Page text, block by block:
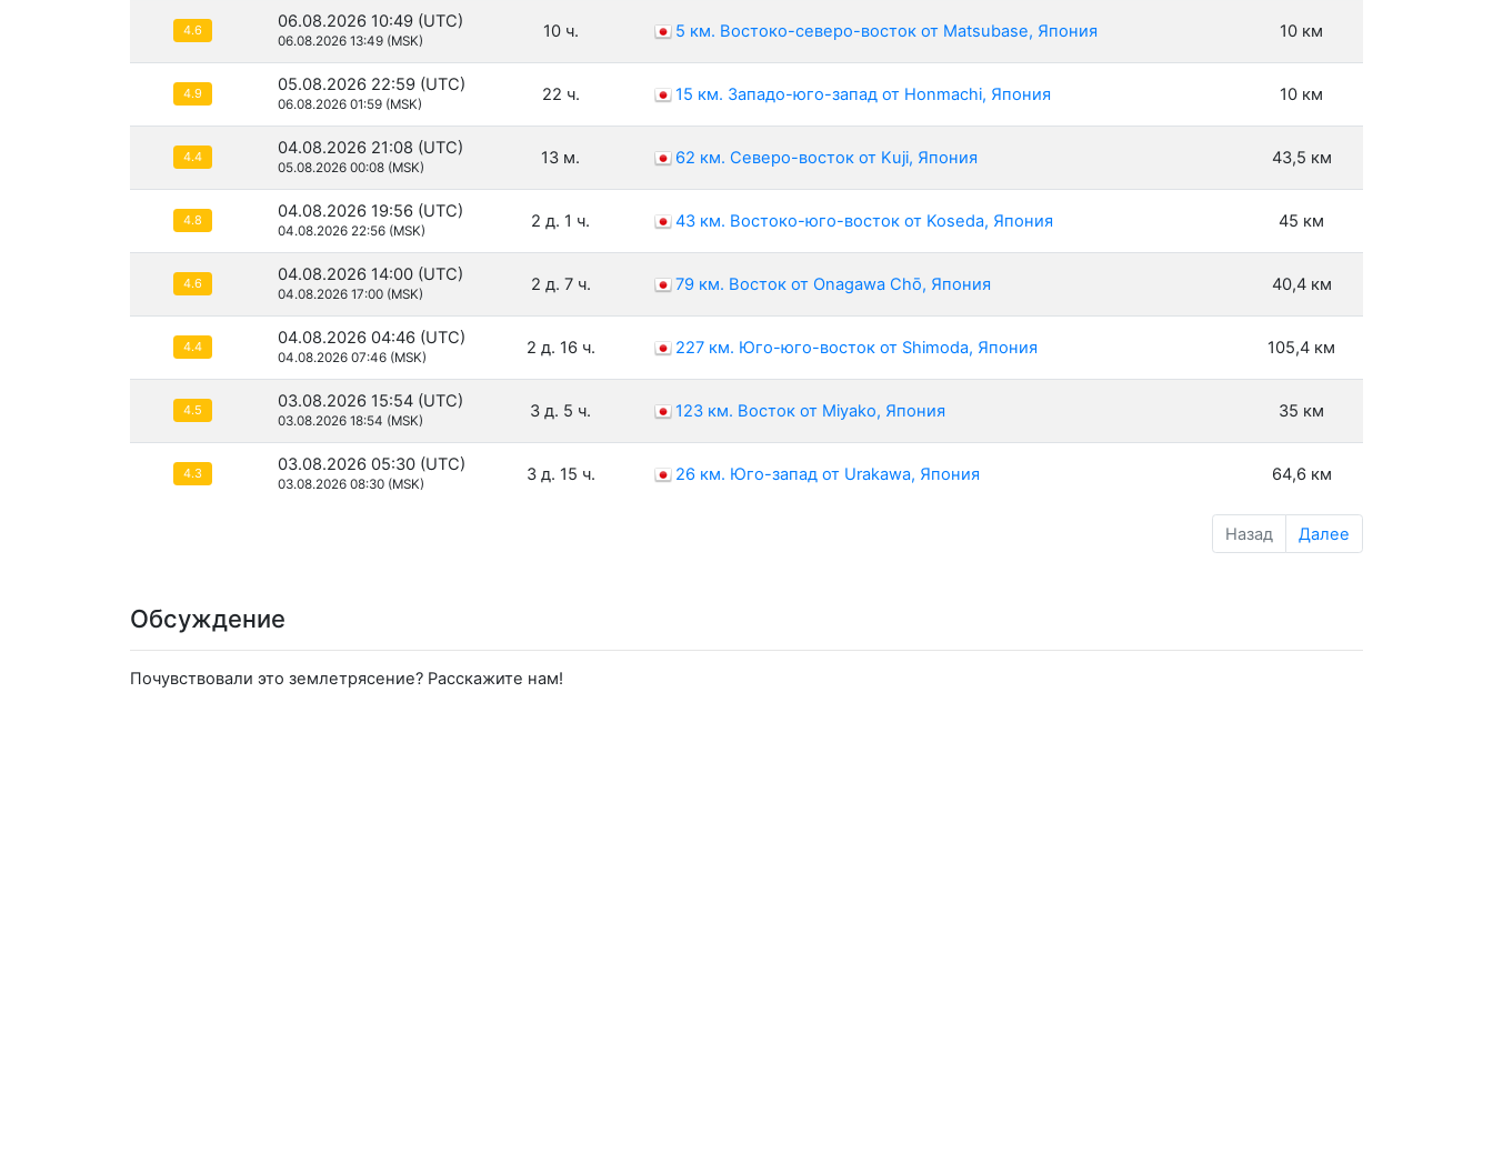
4.6 06.08.2026 10:49 (UTC)
06.08.2026 13:49 (MSK) 10 ч. 5 км. Востоко-северо-восток от Matsubase, Япония 10 км
4.9 05.08.2026 22:59 (UTC)
06.08.2026 01:59 (MSK) 22 ч. 15 км. Западо-юго-запад от Honmachi, Япония 10 км
4.4 04.08.2026 21:08 (UTC)
05.08.2026 00:08 (MSK) 13 м. 62 км. Северо-восток от Kuji, Япония 43,5 км
4.8 04.08.2026 19:56 (UTC)
04.08.2026 22:56 (MSK) 2 д. 1 ч. 43 км. Востоко-юго-восток от Koseda, Япония 45 км
4.6 04.08.2026 14:00 (UTC)
04.08.2026 17:00 (MSK) 2 д. 7 ч. 79 км. Восток от Onagawa Chō, Япония 40,4 км
4.4 04.08.2026 04:46 (UTC)
04.08.2026 07:46 (MSK) 2 д. 16 ч. 227 км. Юго-юго-восток от Shimoda, Япония 105,4 км
4.5 03.08.2026 15:54 (UTC)
03.08.2026 18:54 (MSK) 3 д. 5 ч. 123 км. Восток от Miyako, Япония 35 км
4.3 03.08.2026 05:30 (UTC)
03.08.2026 08:30 (MSK) 3 д. 15 ч. 26 км. Юго-запад от Urakawa, Япония 64,6 км
Назад Далее
Обсуждение
Почувствовали это землетрясение? Расскажите нам!